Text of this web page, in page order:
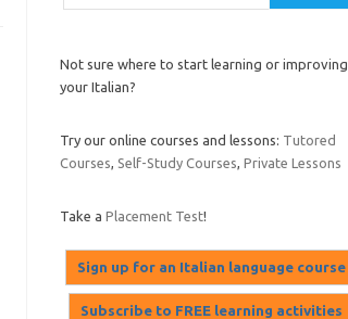
Not sure where to start learning or improving
your Italian?
Try our online courses and lessons: Tutored
Courses, Self-Study Courses,Private Lessons
Take aPlacement Test!